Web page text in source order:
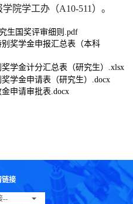
院学工办（A10-511 ）。
生国奖评审细则.pdf
别奖学金申报汇总表（本科
奖学金计分汇总表（研究生）.xlsx
奖学金申请表（研究生）.docx
金申请审批表.docx
链接
--